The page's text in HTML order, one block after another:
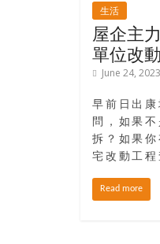
金
銀
島
共
享
共
樂
共
創
人
生
生活
屋企主
單位改
June 24, 2023
早前日出
問，如果
拆？如果
宅改動工程
Read more